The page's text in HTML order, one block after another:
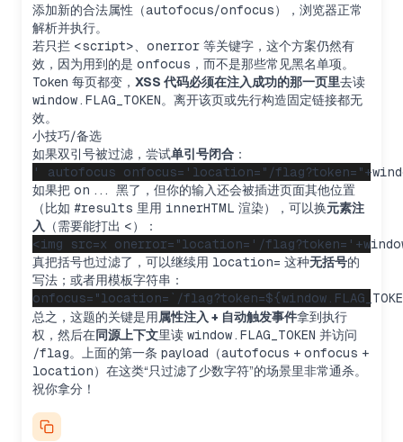
添加新的合法属性（autofocus/onfocus），浏览器正常
解析并执行。
若只拦 <script> onerror 等关键字，这个方案仍然有
效，因为用到的是 onfocus ，而不是那些常见黑名单项。
Token 每页都变， XSS 代码必须在注入成功的那一页里去读
window.FLAG_TOKEN。离开该页或先行构造固定链接都无
效。
小技巧/备选
如果双引号被过滤，尝试单引号闭合 ：
如果把 on...
黑了，但你的输入还会被插进页面其他位置
（比如 #results 里用 innerHTML 渲染），可以换元素注
入
（需要能打出 <）：
真把括号也过滤了，可以继续用 location= 这种无括号的
写法；或者用模板字符串：
总之，这题的关键是用 属性注入 + 自动触发事件拿到执行
权，然后在同源上下文里读 window.FLAG_TOKEN 并访问
/flag。上面的第一条 payload（autofocus + onfocus +
location）在这类“只过滤了少数字符”的场景里非常通杀。
祝你拿分！